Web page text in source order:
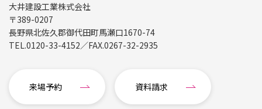
大井建設工業株式会社
〒389-0207
長野県北佐久郡御代田町馬瀬口1670-74
TEL.0120-33-4152／FAX.0267-32-2935
来場予約 資料請求